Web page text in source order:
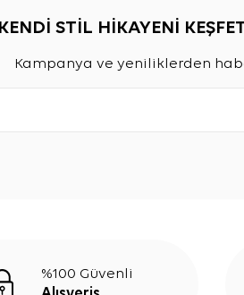
KENDİ STİL HİKAYENİ
Kampanya ve yeniliklerden
%100 Güvenli